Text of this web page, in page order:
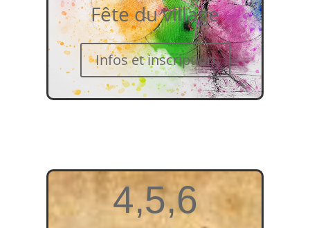
Fête du village
Infos et inscription
4,5,6